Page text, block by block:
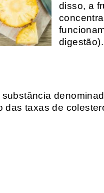
disso, a
digestão).
das taxas de